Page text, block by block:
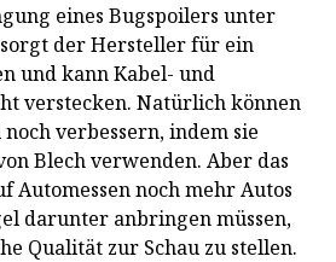
eines Bugspoilers unter
der Hersteller für ein
und kann Kabel- und
verstecken. Natürlich können
verbessern, indem sie
Blech verwenden. Aber das
Automessen noch mehr Autos
darunter anbringen müssen,
Qualität zur Schau zu stellen.